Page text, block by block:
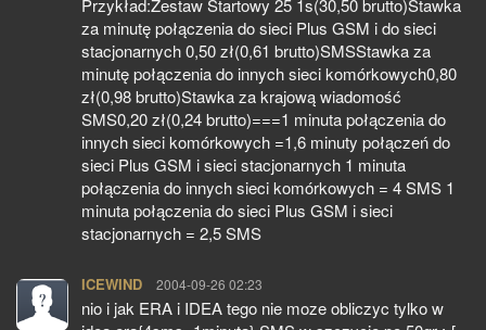
Przykład:Zestaw Startowy 25 1s(30,50 brutto)Stawka
za minutę połączenia do sieci Plus GSM i do sieci
stacjonarnych 0,50 zł(0,61 brutto)SMSStawka za
minutę połączenia do innych sieci komórkowych0,80
zł(0,98 brutto)Stawka za krajową wiadomość
SMS0,20 zł(0,24 brutto)===1 minuta połączenia do
innych sieci komórkowych =1,6 minuty połączeń do
sieci Plus GSM i sieci stacjonarnych 1 minuta
połączenia do innych sieci komórkowych = 4 SMS 1
minuta połączenia do sieci Plus GSM i sieci
stacjonarnych = 2,5 SMS
ICEWIND pisze:
2004-09-26 02:23
nio i jak ERA i IDEA tego nie moze obliczyc tylko w